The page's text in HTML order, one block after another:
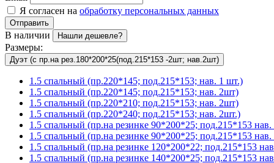
Я согласен на обработку персональных данных
Отправить
В наличии Нашли дешевле?
Размеры:
Дуэт (с пр.на рез.180*200*25(под.215*153 -2шт; нав.2шт)
1.5 спальный (пр.220*145; под.215*153; нав. 1 шт.)
1.5 спальный (пр.220*145; под.215*153; нав. 2шт)
1.5 спальный (пр.220*210; под.215*153; нав. 2шт)
1.5 спальный (пр.220*240; под.215*153; нав. 2шт.)
1.5 спальный (пр.на резинке 90*200*25; под.215*153
1.5 спальный (пр.на резинке 90*200*25; под.215*153
1.5 спальный (пр.на резинке 120*200*22; под.215*153
1.5 спальный (пр.на резинке 140*200*25; под.215*153